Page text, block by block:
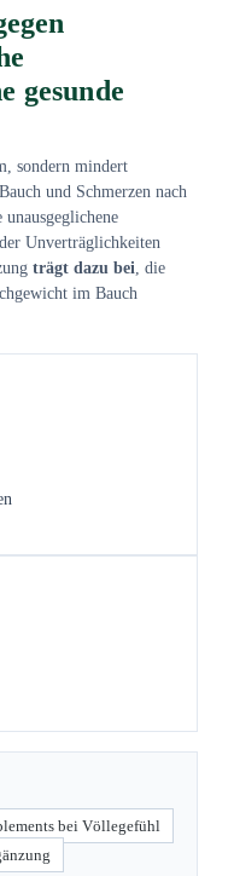
gesunde
sondern mindert
und Schmerzen nach
Unverträglichkeiten
trägt dazu bei, die
im Bauch
bei Völlegefühl